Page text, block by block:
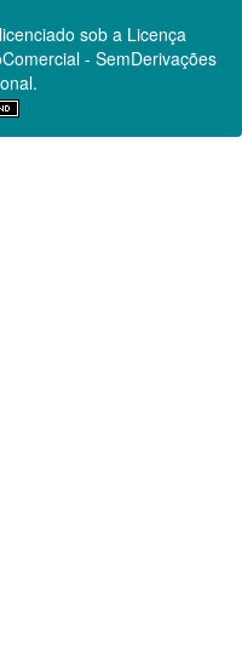
sob a Licença
- SemDerivações